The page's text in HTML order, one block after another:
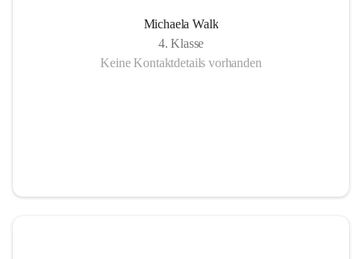
Michaela Walk
4. Klasse
Keine Kontaktdetails vorhanden